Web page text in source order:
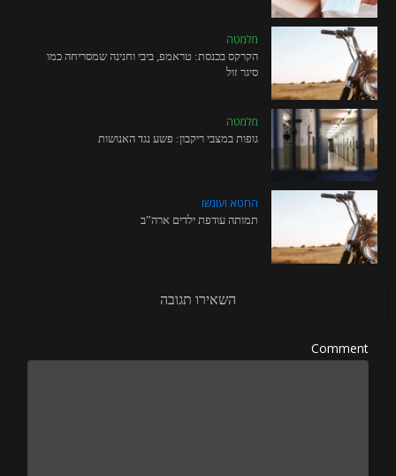
מלמטה
הקרקס בכנסת: טראמפ, ביבי וחנינה שמסריחה כמו
סיגר זול
מלמטה
גופות במצבי ריקבון: פשע נגד האנושות
החטא ועונשו
תמותה עודפת ילדים ארה”ב
השאירו תגובה
Comment